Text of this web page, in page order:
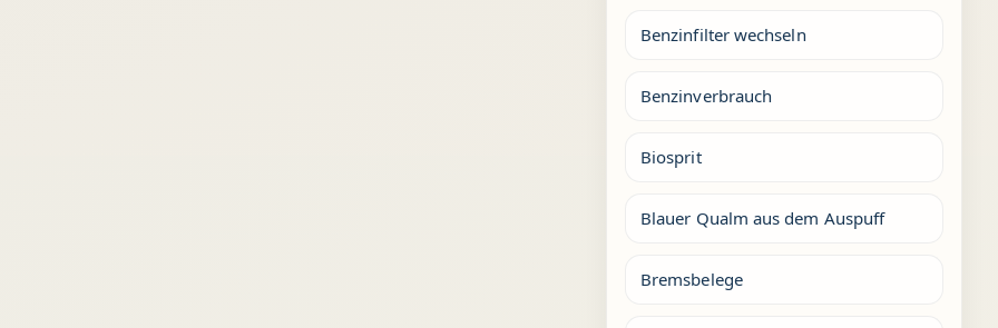
Benzinfilter wechseln
Benzinverbrauch
Biosprit
Blauer Qualm aus dem Auspuff
Bremsbelege